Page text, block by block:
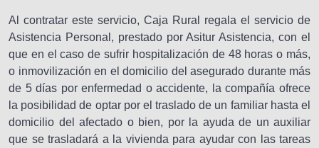
Al contratar este servicio, Caja Rural regala el servicio de
Asistencia Personal, prestado por Asitur Asistencia, con el
que en el caso de sufrir hospitalización de 48 horas o más,
o inmovilización en el domicilio del asegurado durante más
de 5 días por enfermedad o accidente, la compañía ofrece
la posibilidad de optar por el traslado de un familiar hasta el
domicilio del afectado o bien, por la ayuda de un auxiliar
que se trasladará a la vivienda para ayudar con las tareas